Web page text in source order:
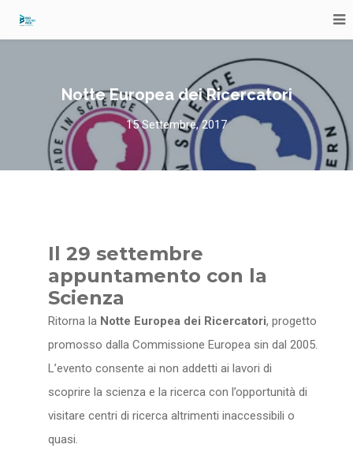
Notte Europea dei Ricercatori
15 Settembre, 2017
Il 29 settembre
appuntamento con la
Scienza
Ritorna la Notte Europea dei Ricercatori, progetto
promosso dalla Commissione Europea sin dal 2005.
L’evento consente ai non addetti ai lavori di
scoprire la scienza e la ricerca con l’opportunità di
visitare centri di ricerca altrimenti inaccessibili o
quasi.